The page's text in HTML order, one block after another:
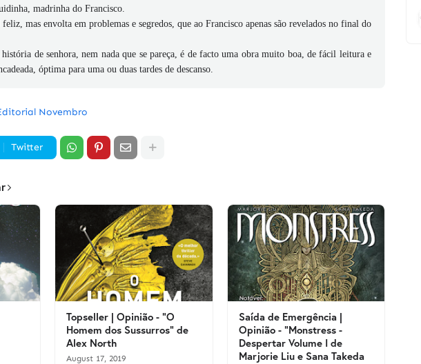
madrinha do Francisco.
mas envolta em problemas e segredos, que ao Francisco apenas são revelados no final do
de senhora, nem nada que se pareça, é de facto uma obra muito boa, de fácil leitura e
óptima para uma ou duas tardes de descanso.
Novembro
Twitter
Topseller | Opinião - "O
Homem dos Sussurros" de
Alex North
August 17, 2019
Saída de Emergência |
Opinião - "Monstress -
Despertar Volume I de
Marjorie Liu e Sana Takeda